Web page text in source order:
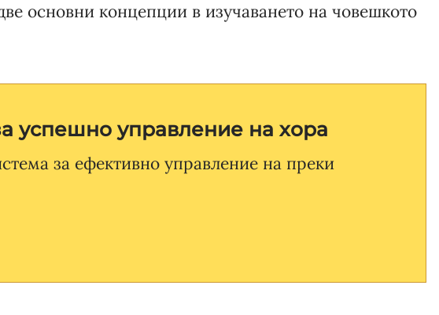
основни концепции в изучаването на човешкото
успешно управление на хора
за ефективно управление на преки